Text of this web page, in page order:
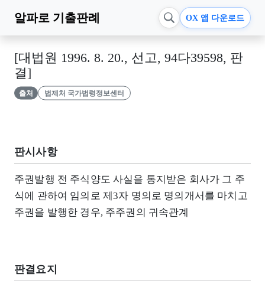
알파로 기출판례 OX 앱 다운로드
[대법원 1996. 8. 20., 선고, 94다39598, 판
결]
출처 법제처 국가법령정보센터
판시사항
주권발행 전 주식양도 사실을 통지받은 회사가 그 주
식에 관하여 임의로 제3자 명의로 명의개서를 마치고
주권을 발행한 경우, 주주권의 귀속관계
판결요지